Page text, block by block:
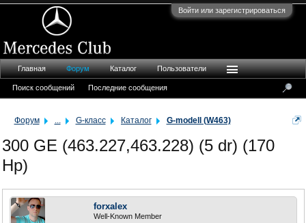
Войти или зарегистрироваться
Форум ... G-класс Каталог G-modell (W463)
300 GE (463.227,463.228) (5 dr) (170
Hp)
forxalex
Well-Known Member
Главная Форум
Поиск сообщений Последние сообщения
Каталог Пользователи